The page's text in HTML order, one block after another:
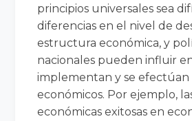
principios universales sea
diferencias en el nivel de
estructura económica, y
nacionales pueden influir
implementan y se efectúan
económicos. Por ejemplo,
económicas exitosas en